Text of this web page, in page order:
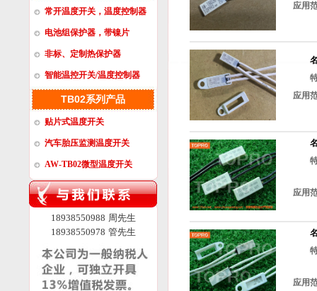
常开温度开关，温度控制器
电池组保护器，带镍片
非标、定制热保护器
智能温控开关/温度控制器
TB02系列产品
贴片式温度开关
汽车胎压监测温度开关
AW-TB02微型温度开关
18938550988 周先生
18938550978 管先生
应用
应用
应用
应用